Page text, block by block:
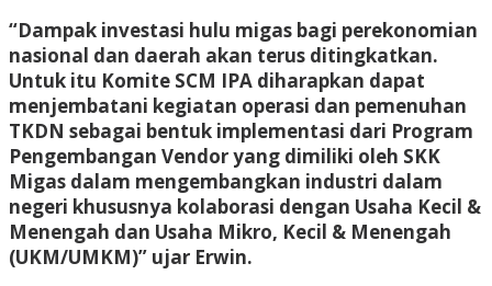
“Dampak investasi hulu migas bagi perekonomian
nasional dan daerah akan terus ditingkatkan.
Untuk itu Komite SCM IPA diharapkan dapat
menjembatani kegiatan operasi dan pemenuhan
TKDN sebagai bentuk implementasi dari Program
Pengembangan Vendor yang dimiliki oleh SKK
Migas dalam mengembangkan industri dalam
negeri khususnya kolaborasi dengan Usaha Kecil &
Menengah dan Usaha Mikro, Kecil & Menengah
(UKM/UMKM)” ujar Erwin.